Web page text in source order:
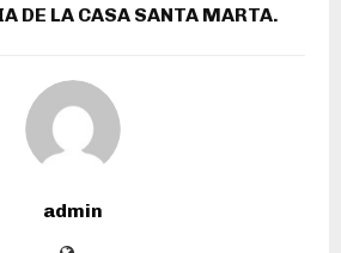
DE LA CASA SANTA MARTA.
admin